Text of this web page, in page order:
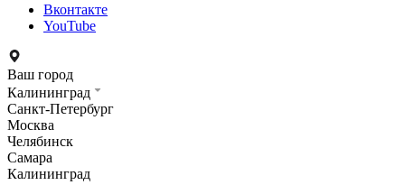
Вконтакте
YouTube
Ваш город
Калининград
Санкт-Петербург
Москва
Челябинск
Самара
Калининград